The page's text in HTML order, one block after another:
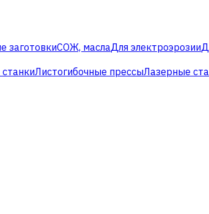
заготовкиСОЖ, маслаДля электроэрозии
Листогибочные прессыЛазерные